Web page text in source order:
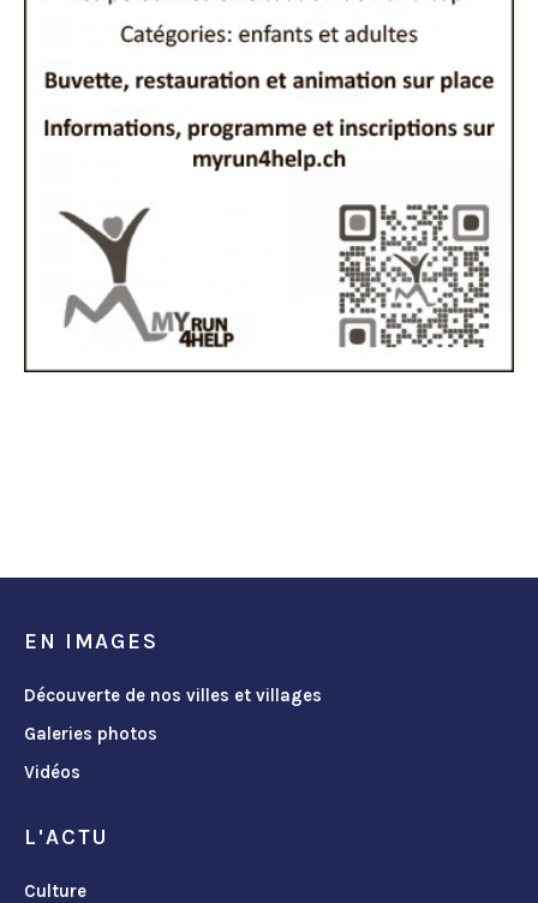
EN IMAGES
Découverte de nos villes et villages
Galeries photos
Vidéos
L'ACTU
Culture